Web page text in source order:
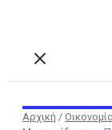
Αρχική /